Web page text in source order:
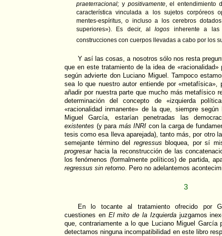
praeterracional; y positivamente, el entendimiento
característica vinculada a los sujetos corpóreos
mentes-espíritus, o incluso a los cerebros
superiores»). Es decir, allogos inherente a las
construcciones con cuerpos llevadas a cabo por los
Y así las cosas, a nosotros sólo nos resta
que en este tratamiento de la idea de
según advierte don Luciano Miguel. Tampoco
sea lo que nuestro autor entiende por «metafísica»,
añadir por nuestra parte que mucho más metafísico
determinación del concepto de «izquierda
«racionalidad inmanente» de la que, siempre
Miguel García, estarían penetradas las
existentes (y para más INRI con la carga de
tesis como esa lleva aparejada), tanto más, por otro
semejante término del regressus bloquea, por sí
progresar hacia la reconstrucción de las
los fenómenos (formalmente políticos) de partida,
regressus sin retorno. Pero no adelantemos
3
En lo tocante al tratamiento ofrecido por
cuestiones en El mito de la Izquierdajuzgamos
que, contrariamente a lo que Luciano Miguel García
detectamos ninguna incompatibilidad en este libro